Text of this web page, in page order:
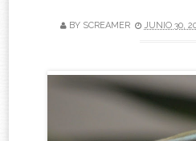
BY SCREAMER JUNIO 30,